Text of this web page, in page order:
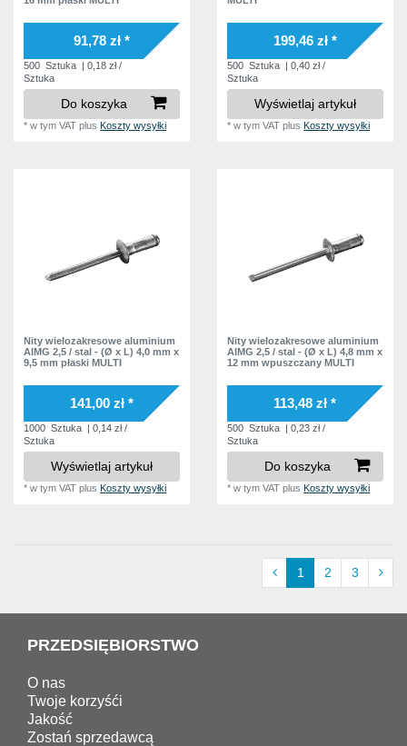
91,78 zł *
500 Sztuka | 0,18 zł /
Sztuka
Do koszyka
*w tym VAT plusKoszty wysyłki
199,46 zł *
500 Sztuka | 0,40 zł /
Sztuka
Wyświetlaj artykuł
*w tym VAT plusKoszty wysyłki
Nity wielozakresowe aluminium
AlMG 2,5 / stal - (Ø x L) 4,0 mm x
9,5 mm płaski MULTI
141,00 zł *
1000 Sztuka | 0,14 zł /
Sztuka
Wyświetlaj artykuł
*w tym VAT plusKoszty wysyłki
Nity wielozakresowe aluminium
AlMG 2,5 / stal - (Ø x L) 4,8 mm x
12 mm wpuszczany MULTI
113,48 zł *
500 Sztuka | 0,23 zł /
Sztuka
Do koszyka
*w tym VAT plusKoszty wysyłki
1 2 3
PRZEDSIĘBIORSTWO
O nas
Twoje korzyśći
Jakość
Zostań sprzedawcą